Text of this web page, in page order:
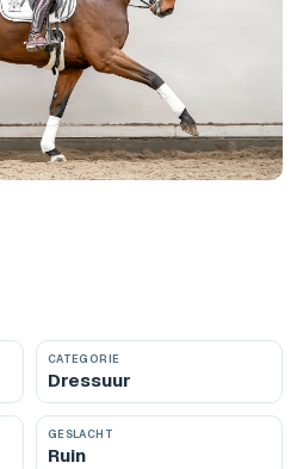
CATEGORIE
Dressuur
GESLACHT
Ruin